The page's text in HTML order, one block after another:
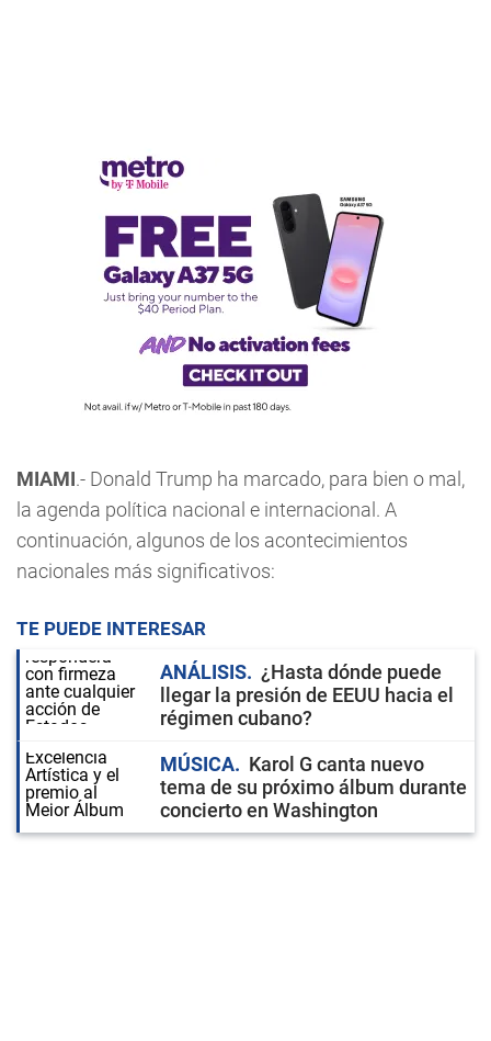
MIAMI.- Donald Trump ha marcado, para bien o mal,
la agenda política nacional e internacional. A
continuación, algunos de los acontecimientos
nacionales más significativos:
TE PUEDE INTERESAR
ANÁLISIS
¿Hasta dónde puede
llegar la presión de EEUU hacia el
régimen cubano?
MÚSICA
Karol G canta nuevo
tema de su próximo álbum durante
concierto en Washington